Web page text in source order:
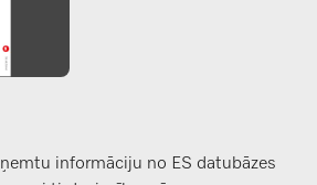
informāciju no ES datubāzes